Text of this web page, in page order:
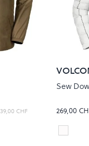
CHF
Sew
269,00
Colour
White/